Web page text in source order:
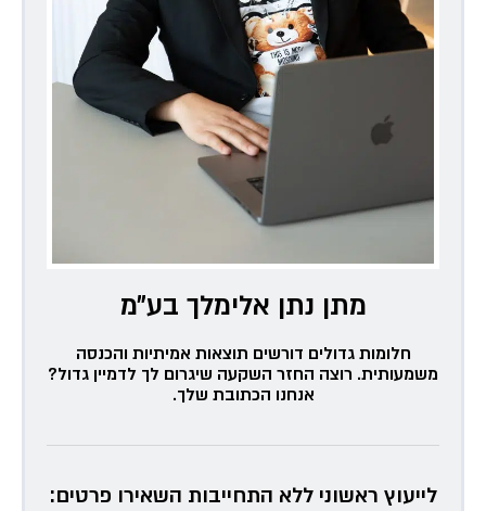
מתן נתן אלימלך בע״מ
חלומות גדולים דורשים תוצאות אמיתיות והכנסה
משמעותית. רוצה החזר השקעה שיגרום לך לדמיין גדול?
אנחנו הכתובת שלך.
לייעוץ ראשוני ללא התחייבות השאירו פרטים: